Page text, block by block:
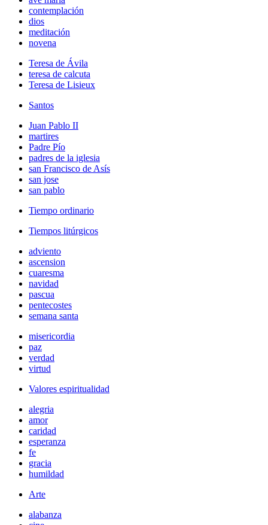
contemplación
dios
meditación
novena
Teresa de Ávila
teresa de calcuta
Teresa de Lisieux
Santos
Juan Pablo II
martires
Padre Pío
padres de la iglesia
san Francisco de Asís
san jose
san pablo
Tiempo ordinario
Tiempos litúrgicos
adviento
ascension
cuaresma
navidad
pascua
pentecostes
semana santa
misericordia
paz
verdad
virtud
Valores espiritualidad
alegria
amor
caridad
esperanza
fe
gracia
humildad
Arte
alabanza